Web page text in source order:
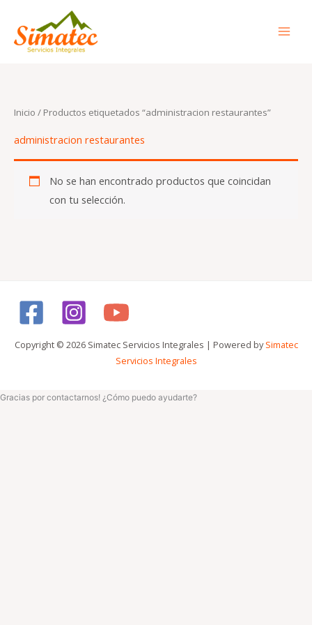
contenido
Inicio / Productos etiquetados “administracion restaurantes”
administracion restaurantes
No se han encontrado productos que coincidan
con tu selección.
Copyright © 2026 Simatec Servicios Integrales | Powered bySimatec
Servicios Integrales
Gracias por contactarnos! ¿Cómo puedo ayudarte?